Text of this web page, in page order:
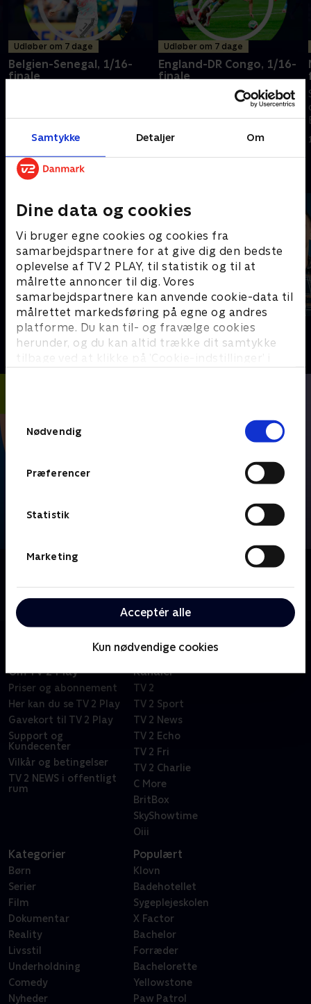
Samtykke Detaljer Om
Dine data og cookies
Vi bruger egne cookies og cookies fra
samarbejdspartnere for at give dig den bedste
oplevelse af TV 2 PLAY, til statistik og til at
målrette annoncer til dig. Vores
samarbejdspartnere kan anvende cookie-data til
målrettet markedsføring på egne og andres
platforme. Du kan til- og fravælge cookies
herunder, og du kan altid trække dit samtykke
tilbage ved at klikke på ’Cookie-indstillinger’ i
Nødvendig
Præferencer
Statistik
Marketing
Acceptér alle
Kun nødvendige cookies
Udløber om 7 dage
Belgien-Senegal, 1/16-
finale
Senegal.
2. juli 2026 • 5 min
Udløber om 7 dage
England-DR Congo, 1/16-
finale
Se højdepunkterne fra VM-
opgøret mellem England og DR
Congo.
1. juli 2026 • 5 min
Andre så også
Sport Fokus
Sport
PLAYER
Fodbold
Mexico, USA og Canada.
Om TV 2 Play
Priser og abonnement
Her kan du se TV 2 Play
Gavekort til TV 2 Play
Support og
Kundecenter
Vilkår og betingelser
TV 2 NEWS i offentligt
rum
Kanaler
TV 2
TV 2 Sport
TV 2 News
TV 2 Echo
TV 2 Fri
TV 2 Charlie
C More
BritBox
SkyShowtime
Oiii
Kategorier
Børn
Serier
Film
Dokumentar
Reality
Livsstil
Underholdning
Comedy
Nyheder
Populært
Klovn
Badehotellet
Sygeplejeskolen
X Factor
Bachelor
Forræder
Bachelorette
Yellowstone
Paw Patrol